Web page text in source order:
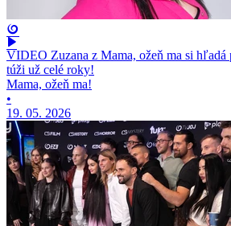
VIDEO Zuzana z Mama, ožeň ma si hľadá
túži už celé roky!
Mama, ožeň ma!
•
19. 05. 2026